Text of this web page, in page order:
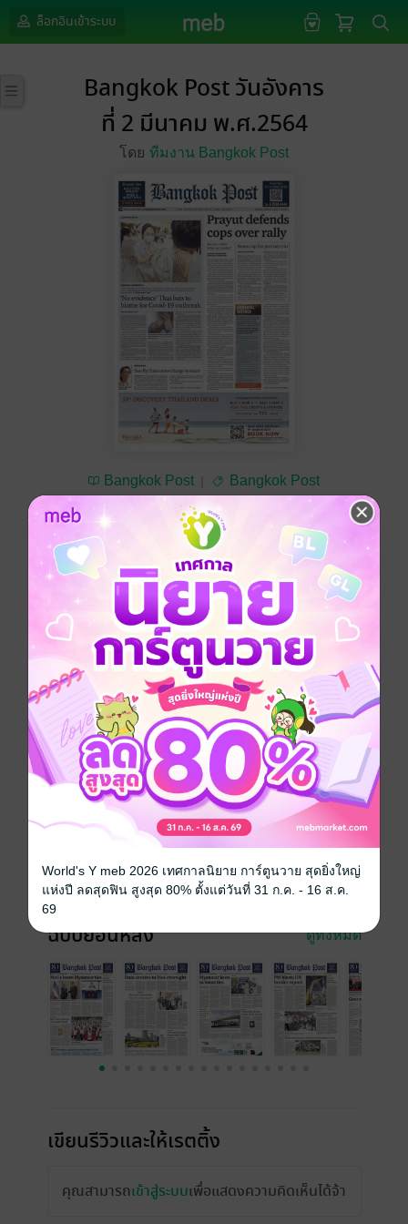
ล็อกอินเข้าระบบ
Bangkok Post วันอังคาร
ที่ 2 มีนาคม พ.ศ.2564
โดย ทีมงาน Bangkok Post
Bangkok Post Bangkok Post
ซื้อ 30 บาท
No Rating
อยากได้ ซื้อเป็นของขวัญ ติดตาม แชร์
Bangkok Post วันอังคารที่ 2 มีนาคม พ.ศ.2564
ประเภทไฟล์ pdf
วันที่วางขาย 01 มีนาคม 2564
28 หน้า
ราคาปก 30 บาท
ฉบับย้อนหลัง ดูทั้งหมด
เขียนรีวิวและให้เรตติ้ง
คุณสามารถเข้าสู่ระบบเพื่อแสดงความคิดเห็นได้จ้า
World's Y meb 2026 เทศกาลนิยาย การ์ตูนวาย สุดยิ่งใหญ่
แห่งปี ลดสุดฟิน สูงสุด 80% ตั้งแต่วันที่ 31 ก.ค. - 16 ส.ค.
69